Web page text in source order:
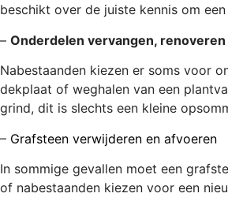
beschikt over de juiste kennis om
– Onderdelen vervangen,
Nabestaanden kiezen er soms voor
dekplaat of weghalen van een
grind, dit is slechts een kleine
– Grafsteen verwijderen en afvoeren
In sommige gevallen moet een
of nabestaanden kiezen voor een